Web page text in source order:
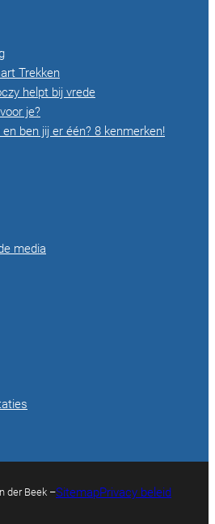
Trekken
helpt bij vrede
je?
ben jij er één? 8 kenmerken!
media
der Beek –SitemapPrivacy beleid